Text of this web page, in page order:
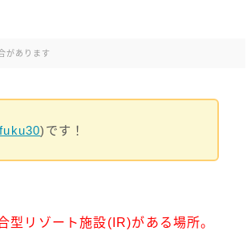
があります
)です！
型リゾート施設(IR)がある場所。